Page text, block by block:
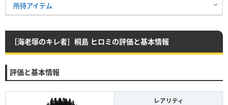
所持アイテム
［海老塚のキレ者］桐島 ヒロミの評価と基本情報
評価と基本情報
レアリティ